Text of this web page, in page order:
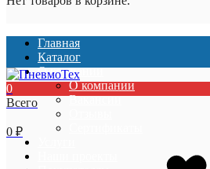
Главная
Каталог
О компании
О компании
Вакансии
0
Всего
0 ₽